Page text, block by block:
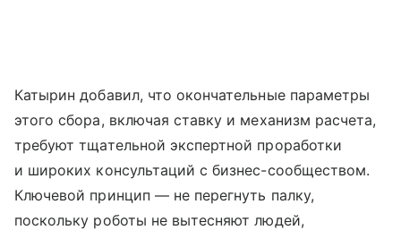
Катырин добавил, что окончательные параметры
этого сбора, включая ставку и механизм расчета,
требуют тщательной экспертной проработки
и широких консультаций с бизнес-сообществом.
Ключевой принцип — не перегнуть палку,
поскольку роботы не вытесняют людей,